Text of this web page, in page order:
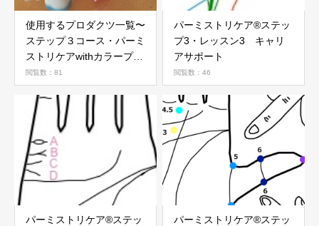
使用するプロダクツ一覧〜
ステップ３コース・パーミ
ストリケアwithカラープロ
ダクツ
閲覧数：81
パーミストリケア®︎ステッ
プ3・レッスン3 キャリ
アサポート
閲覧数：46
パーミストリケア®︎ステッ
パーミストリケア®︎ステッ